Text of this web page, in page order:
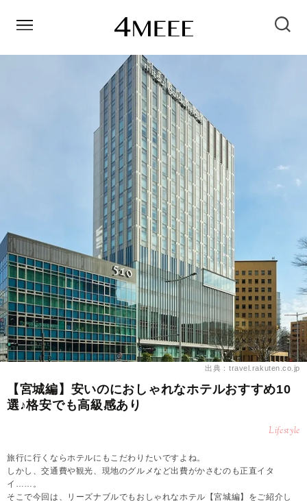
出典：travel.rakuten.co.jp
【宮城編】安いのにおしゃれなホテルおすすめ10
選♪格安でも高級感あり
Lifestyle
旅行に行くならホテルにもこだわりたいですよね。
しかし、交通費や観光、現地のグルメなど出費がかさむのも正直イタ
イ……。
そこで今回は、リーズナブルでもおしゃれなホテル【宮城編】をご紹介し